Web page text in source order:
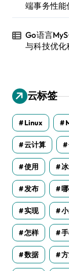
端事务性
Go语言
与科技优化
云标签
Linux
云计算
使用
发布
实现
怎样
数据